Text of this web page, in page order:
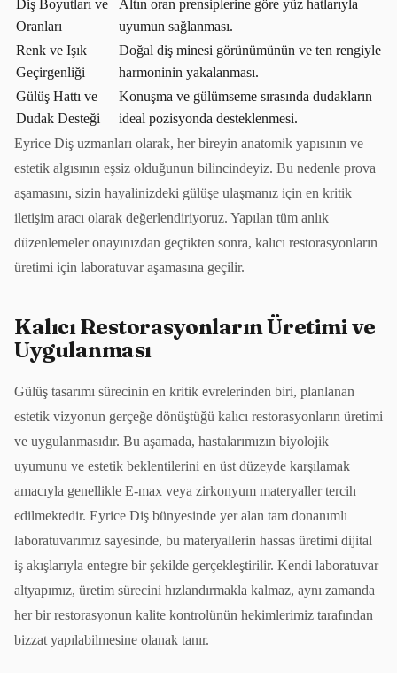
Diş Boyutları ve
Oranları
Altın oran prensiplerine göre yüz hatlarıyla
uyumun sağlanması.
Renk ve Işık
Geçirgenliği
Doğal diş minesi görünümünün ve ten rengiyle
harmoninin yakalanması.
Gülüş Hattı ve
Dudak Desteği
Konuşma ve gülümseme sırasında dudakların
ideal pozisyonda desteklenmesi.
Eyrice Diş uzmanları olarak, her bireyin anatomik yapısının ve
estetik algısının eşsiz olduğunun bilincindeyiz. Bu nedenle prova
aşamasını, sizin hayalinizdeki gülüşe ulaşmanız için en kritik
iletişim aracı olarak değerlendiriyoruz. Yapılan tüm anlık
düzenlemeler onayınızdan geçtikten sonra, kalıcı restorasyonların
üretimi için laboratuvar aşamasına geçilir.
Kalıcı Restorasyonların Üretimi ve
Uygulanması
Gülüş tasarımı sürecinin en kritik evrelerinden biri, planlanan
estetik vizyonun gerçeğe dönüştüğü kalıcı restorasyonların üretimi
ve uygulanmasıdır. Bu aşamada, hastalarımızın biyolojik
uyumunu ve estetik beklentilerini en üst düzeyde karşılamak
amacıyla genellikle E-max veya zirkonyum materyaller tercih
edilmektedir. Eyrice Diş bünyesinde yer alan tam donanımlı
laboratuvarımız sayesinde, bu materyallerin hassas üretimi dijital
iş akışlarıyla entegre bir şekilde gerçekleştirilir. Kendi laboratuvar
altyapımız, üretim sürecini hızlandırmakla kalmaz, aynı zamanda
her bir restorasyonun kalite kontrolünün hekimlerimiz tarafından
bizzat yapılabilmesine olanak tanır.